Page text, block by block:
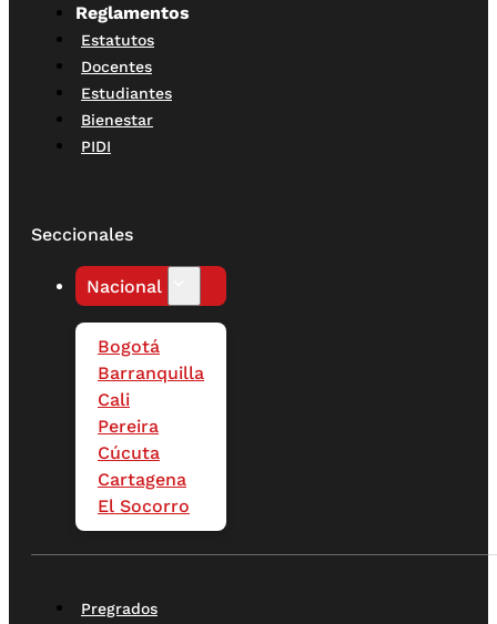
Reglamentos
Estatutos
Docentes
Estudiantes
Bienestar
PIDI
Seccionales
Nacional
Bogotá
Barranquilla
Cali
Pereira
Cúcuta
Cartagena
El Socorro
Pregrados